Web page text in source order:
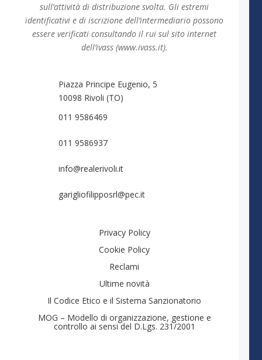
sull’attività di distribuzione svolta. Gli estremi
identificativi e di iscrizione dell’intermediario possono
essere verificati consultando il rui sul sito internet
dell’ivass (www.ivass.it).
Piazza Principe Eugenio, 5
10098 Rivoli (TO)
011 9586469
011 9586937
info@realerivoli.it
garigliofilipposrl@pec.it
Privacy Policy
Cookie Policy
Reclami
Ultime novità
Il Codice Etico e il Sistema Sanzionatorio
MOG – Modello di organizzazione, gestione e
controllo ai sensi del D.Lgs. 231/2001